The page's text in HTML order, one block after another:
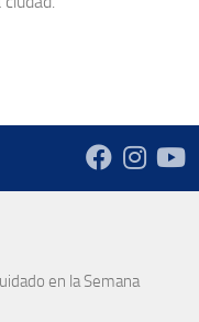
en la Semana